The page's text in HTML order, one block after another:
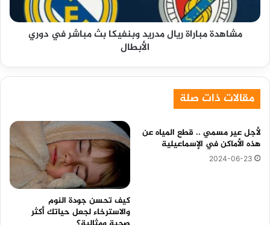
دوري
الأبطالمشاهدة مباراة ريال مدريد وبنفيكا بث مباشر في دوري
الأبطال
مقالات ذات صلة
لأجل عير مسمي .. قطع المياه عن
هذه الأماكن في الإسماعيلية
2024-06-23
كيف تحسن جودة النوم
والاسترخاء لجعل حياتك أكثر